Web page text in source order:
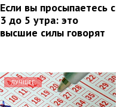
Если вы просыпаетесь с
3 до 5 утра: это
высшие силы говорят
ЛУЧШЕЕ